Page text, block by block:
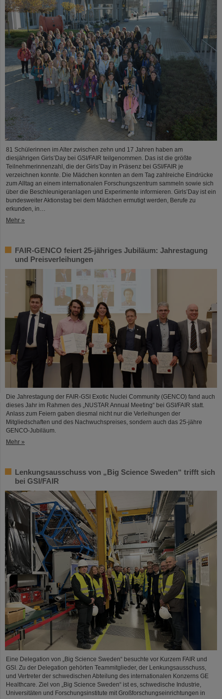
81 Schülerinnen im Alter zwischen zehn und 17 Jahren haben am
diesjährigen Girls’Day bei GSI/FAIR teilgenommen. Das ist die größte
Teilnehmerinnenzahl, die der Girls’Day in Präsenz bei GSI/FAIR je
verzeichnen konnte. Die Mädchen konnten an dem Tag zahlreiche Eindrücke
zum Alltag an einem internationalen Forschungszentrum sammeln sowie sich
über die Beschleunigeranlagen und Experimente informieren. Girls’Day ist ein
bundesweiter Aktionstag bei dem Mädchen ermutigt werden, Berufe zu
erkunden, in…
Mehr »
FAIR-GENCO feiert 25-jähriges Jubiläum: Jahrestagung
und Preisverleihungen
Die Jahrestagung der FAIR-GSI Exotic Nuclei Community (GENCO) fand auch
dieses Jahr im Rahmen des „NUSTAR Annual Meeting“ bei GSI/FAIR statt.
Anlass zum Feiern gaben diesmal nicht nur die Verleihungen der
Mitgliedschaften und des Nachwuchspreises, sondern auch das 25-jähre
GENCO-Jubiläum.
Mehr »
Lenkungsausschuss von „Big Science Sweden“ trifft sich
bei GSI/FAIR
Eine Delegation von „Big Science Sweden“ besuchte vor Kurzem FAIR und
GSI. Zu der Delegation gehörten Teammitglieder, der Lenkungsausschuss,
und Vertreter der schwedischen Abteilung des internationalen Konzerns GE
Healthcare. Ziel von „Big Science Sweden“ ist es, schwedische Industrie,
Universitäten und Forschungsinstitute mit Großforschungseinrichtungen in